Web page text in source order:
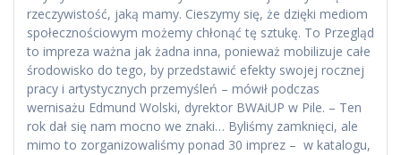
rzeczywistość, jaką mamy. Cieszymy się, że dzięki mediom
społecznościowym możemy chłonąć tę sztukę. To Przegląd
to impreza ważna jak żadna inna, ponieważ mobilizuje całe
środowisko do tego, by przedstawić efekty swojej rocznej
pracy i artystycznych przemyśleń – mówił podczas
wernisażu Edmund Wolski, dyrektor BWAiUP w Pile. – Ten
rok dał się nam mocno we znaki… Byliśmy zamknięci, ale
mimo to zorganizowaliśmy ponad 30 imprez – w katalogu,